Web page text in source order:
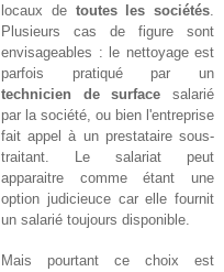
locaux de toutes les sociétés.
Plusieurs cas de figure sont
envisageables : le nettoyage est
parfois pratiqué par un
technicien de surface salarié
par la société, ou bien l'entreprise
fait appel à un prestataire sous-
traitant. Le salariat peut
apparaitre comme étant une
option judicieuce car elle fournit
un salarié toujours disponible.
Mais pourtant ce choix est